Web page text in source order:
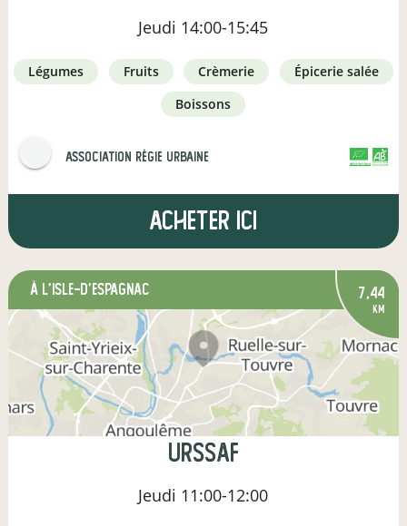
Jeudi 14:00-15:45
légumes fruits crèmerie
épicerie salée
boissons
Association Régie Urbaine
Acheter ici
à L'Isle-d'Espagnac 7,44
km
URSSAF
Jeudi 11:00-12:00